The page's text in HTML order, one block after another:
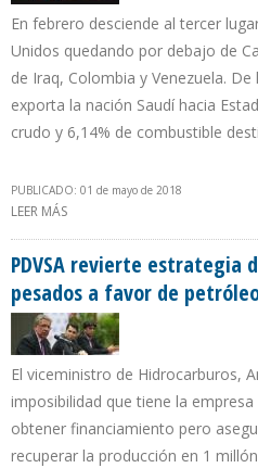
En febrero desciende al tercer
Unidos quedando por debajo de
de Iraq, Colombia y Venezuela.
exporta la nación Saudí hacia
crudo y 6,14% de combustible
PUBLICADO: 01 de mayo de 2018
LEER MÁS
PDVSA revierte estrategia
pesados a favor de
El viceministro de Hidrocarburos,
imposibilidad que tiene la
obtener financiamiento pero
recuperar la producción en 1